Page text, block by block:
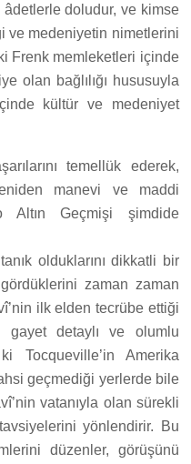
doludur, ve kimse
ve medeniyetin nimetlerini
Frenk memleketleri içinde
olan bağlılığı hususuyla
kültür ve medeniyet
temellük ederek,
manevi ve maddi
Altın Geçmişi şimdide
olduklarını dikkatli bir
zaman zaman
ilk elden tecrübe ettiği
gayet detaylı ve olumlu
Tocqueville’in Amerika
geçmediği yerlerde bile
vatanıyla olan sürekli
yönlendirir. Bu
düzenler, görüşünü